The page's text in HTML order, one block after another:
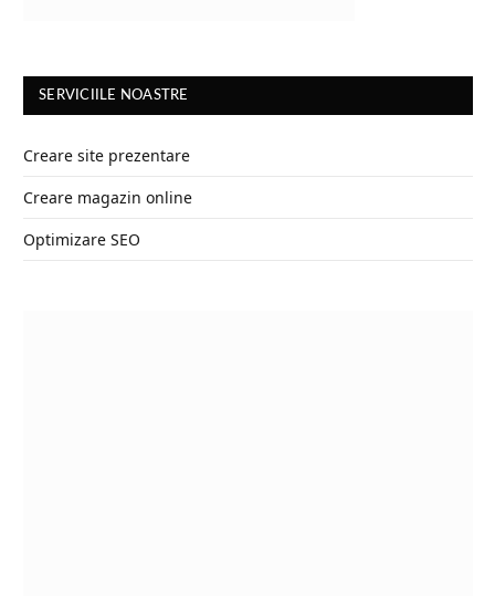
SERVICIILE NOASTRE
Creare site prezentare
Creare magazin online
Optimizare SEO